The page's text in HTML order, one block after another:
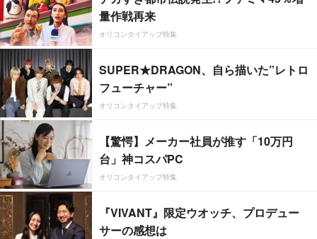
量作戦再来
オリコンタイアップ特集
SUPER★DRAGON、自ら描いた”レトロ
フューチャー”
オリコンタイアップ特集
【驚愕】メーカー社員が推す「10万円
台」神コスパPC
オリコンタイアップ特集
『VIVANT』限定ウオッチ、プロデュー
サーの感想は